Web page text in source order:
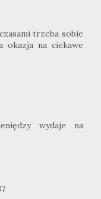
trzeba sobie
okazja na ciekawe
wydaje na